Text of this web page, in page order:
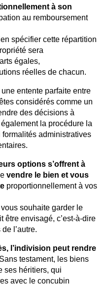
à son
au remboursement
spécifier cette répartition
sera
égales,
réelles de chacun.
entente parfaite entre
considérés comme un
des décisions à
également la procédure la
administratives
options s’offrent à
vendre le bien et vous
proportionnellement à vos
vous souhaite garder le
être envisagé, c’est-à-dire
l’autre.
l’indivision peut rendre
testament, les biens
ses héritiers, qui
avec le concubin